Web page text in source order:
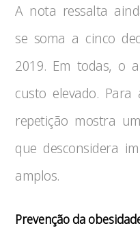
A nota ressalta
se soma a cinco
2019. Em todas, o
custo elevado. Para
repetição mostra
que desconsidera
amplos.
Prevenção da